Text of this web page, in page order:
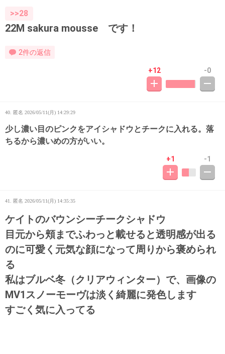
>>28
22M sakura mousse です！
2件の返信
+12 -0
40. 匿名 2026/05/11(月) 14:29:29
少し濃い目のピンクをアイシャドウとチークに入れる。落
ちるから濃いめの方がいい。
+1 -1
41. 匿名 2026/05/11(月) 14:35:35
ケイトのバウンシーチークシャドウ
目元から頬までふわっと載せると透明感が出る
のに可愛く元気な顔になって周りから褒められ
る
私はブルベ冬（クリアウィンター）で、画像の
MV1スノーモーヴは淡く綺麗に発色します
すごく気に入ってる